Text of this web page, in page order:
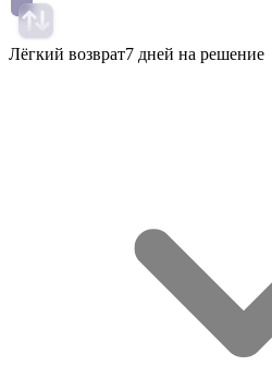
Лёгкий возврат7 дней на решение